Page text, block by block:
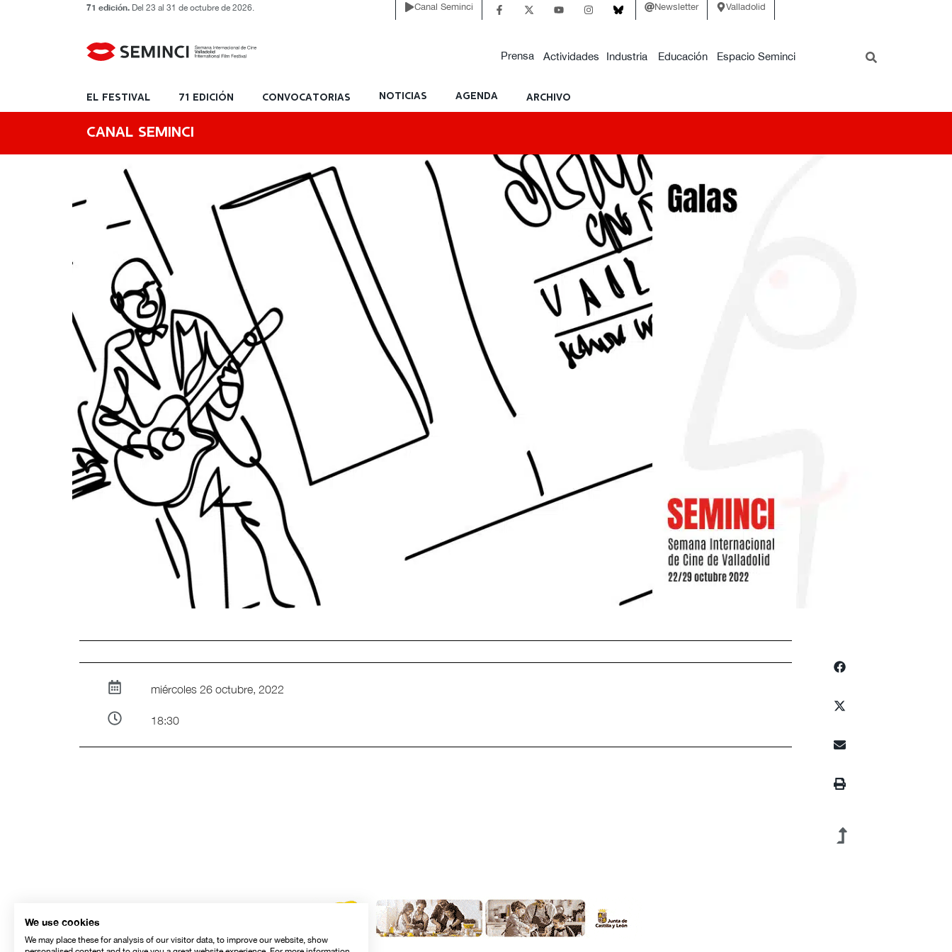
71 edición. Del 23 al 31 de octubre de 2026. Canal Seminci Newsletter Valladolid
Prensa Actividades Industria Educación Espacio Seminci
EL FESTIVAL 71 EDICIÓN CONVOCATORIAS NOTICIAS AGENDA ARCHIVO
CANAL SEMINCI
miércoles 26 octubre, 2022
18:30
We use cookies
We may place these for analysis of our visitor data, to improve our website, show